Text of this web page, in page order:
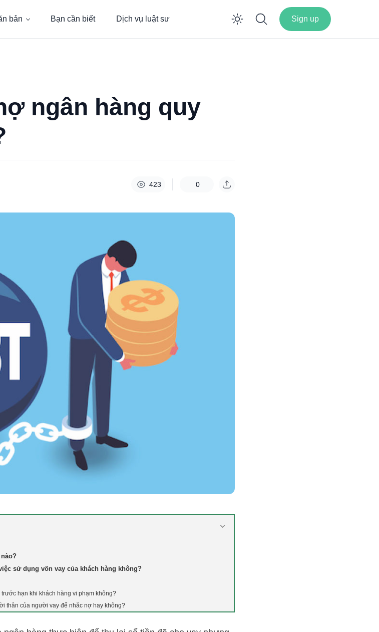
bản Bạn cần biết Dịch vụ luật sư Enable dark mode
Sign up
ngân hàng quy
423 0
sử dụng vốn vay của khách hàng không?
hạn khi khách hàng vi phạm không?
thân của người vay để nhắc nợ hay không?